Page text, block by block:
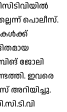
പൊലീസ്.
ജോലി
ഇവരെ
അറിയിച്ചു.